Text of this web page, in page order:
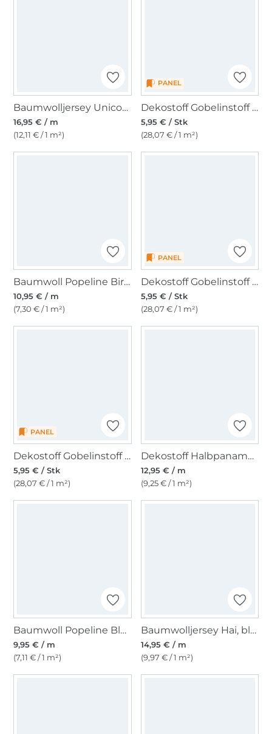
Baumwolljersey Unicorns, apricot
16,95 € / m
(12,11 € / 1 m²)
PANEL
Dekostoff Gobelinstoff Panel Dressurpferd, 46 x 46 cm
5,95 € / Stk
(28,07 € / 1 m²)
Baumwoll Popeline Birds, dunkelblau
10,95 € / m
(7,30 € / 1 m²)
PANEL
Dekostoff Gobelinstoff Panel Catpoleon, 46 x 46 cm
5,95 € / Stk
(28,07 € / 1 m²)
PANEL
Dekostoff Gobelinstoff Panel Hirsch, 46 x 46 cm
5,95 € / Stk
(28,07 € / 1 m²)
Dekostoff Halbpanama Schäfchen
12,95 € / m
(9,25 € / 1 m²)
Baumwoll Popeline Bloom & Birds, altgrün
9,95 € / m
(7,11 € / 1 m²)
Baumwolljersey Hai, blassmint
14,95 € / m
(9,97 € / 1 m²)